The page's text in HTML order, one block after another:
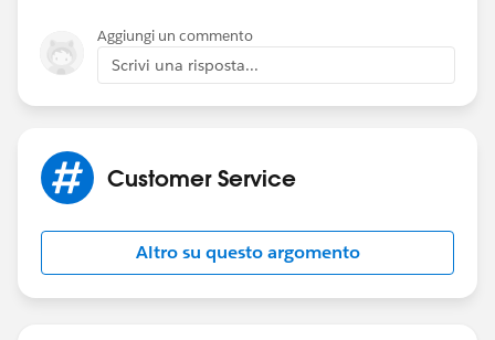
Aggiungi un commento
Scrivi una risposta...
Customer Service
Altro su questo argomento